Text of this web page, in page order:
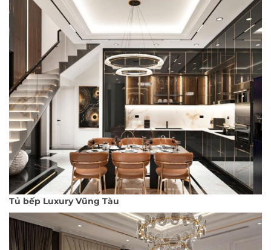
Tủ bếp Luxury Vũng Tàu